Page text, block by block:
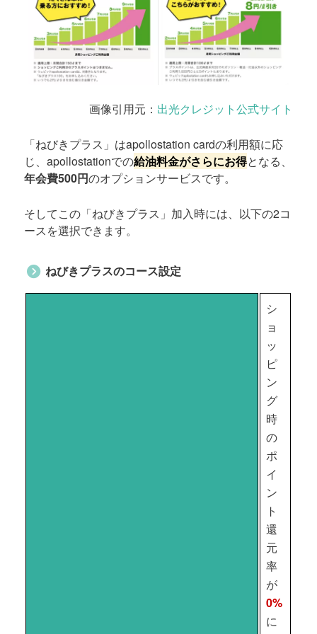
画像引用元： 出光クレジット公式サイト
「ねびきプラス」はapollostation cardの利用額に応
じ、apollostationでの給油料金がさらにお得となる、
年会費500円のオプションサービスです。
そしてこの「ねびきプラス」加入時には、以下の2コ
ースを選択できます。
ねびきプラスのコース設定
シ
ョ
ッ
ピ
ン
グ
時
の
ポ
イ
ン
ト
還
元
率
が
0%
に